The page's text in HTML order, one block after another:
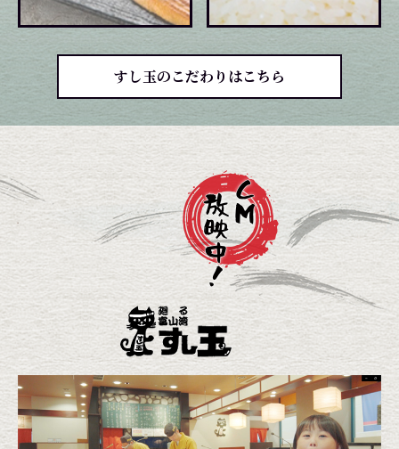
すし玉のこだわりはこちら